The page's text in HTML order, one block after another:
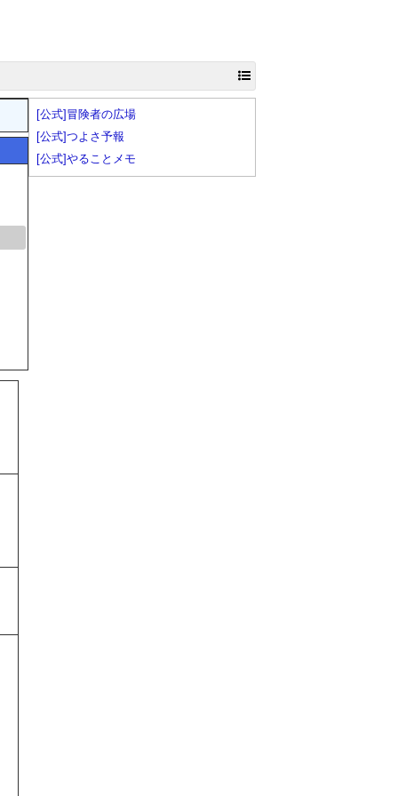
[公式]冒険者の広場
[公式]つよさ予報
[公式]やることメモ